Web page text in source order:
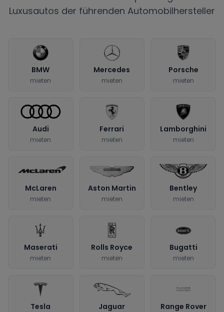
Luxusautos der führenden Automobilhersteller
BMW
mieten
Mercedes
mieten
Porsche
mieten
Audi
mieten
Ferrari
mieten
Lamborghini
mieten
McLaren
mieten
Aston Martin
mieten
Bentley
mieten
Maserati
mieten
Rolls Royce
mieten
Bugatti
mieten
Tesla Jaguar Range Rover